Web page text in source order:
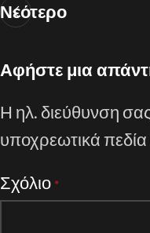
Νεότερο
Αφήστε μια
Η ηλ. διεύθυνση
υποχρεωτικά
Σχόλιο *